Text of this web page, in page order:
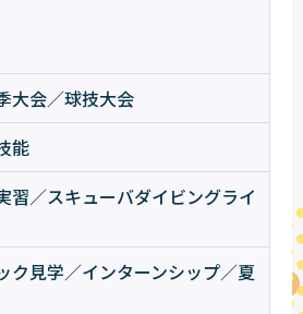
大会／球技大会
能
習／スキューバダイビングライ
ク見学／インターンシップ／夏